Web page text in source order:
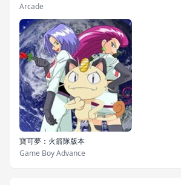
Arcade
寶可夢：火箭隊版本
Game Boy Advance